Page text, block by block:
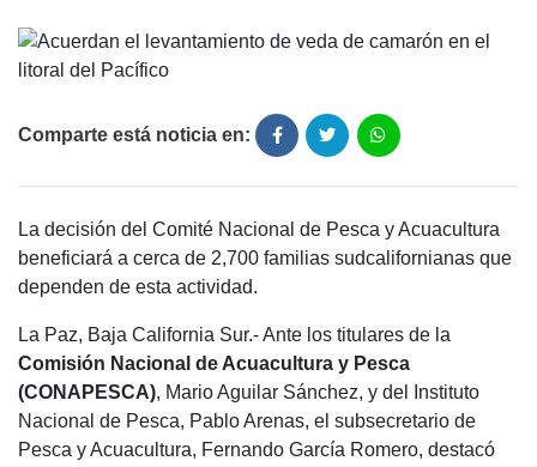
Comparte está noticia en:
La decisión del Comité Nacional de Pesca y Acuacultura
beneficiará a cerca de 2,700 familias sudcalifornianas que
dependen de esta actividad.
La Paz, Baja California Sur.- Ante los titulares de la
Comisión Nacional de Acuacultura y Pesca
(CONAPESCA), Mario Aguilar Sánchez, y del Instituto
Nacional de Pesca, Pablo Arenas, el subsecretario de
Pesca y Acuacultura, Fernando García Romero, destacó